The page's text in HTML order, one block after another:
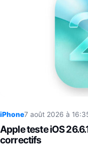
iPhone7 août 2026 à
Apple teste iOS
correctifs